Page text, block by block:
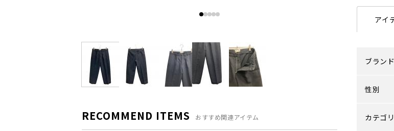
RECOMMEND ITEMS おすすめ関連アイテム
アイ
ブラン
性別
カテゴリ